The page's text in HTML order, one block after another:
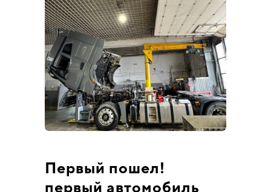
Первый пошел!
первый автомобиль